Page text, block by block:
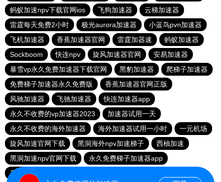
蚂蚁加速npv下载官网ios
飞狗加速器
云梯加速器
雷霆每天免费2小时
极光aurora加速器
小蓝鸟pvn加速器
飞机加速器
香蕉加速器官网 雷霆加器速
蚂蚁加速器
Sockboom
快连npv 旋风加速器官网
安易加速器
暴雪vp永久免费加速器下载官网
黑豹加速器
爬梯子加速器
免费梯子加速器永久免费版
香蕉加速器官网正版
风驰加速器
飞驰加速器
快连加速器app
永久不收费的vp加速器2023
加速器试用一天
永久不收费的海外加速器
海外加速器试用一小时
一元机场
旋风加速官网下载
黑洞海外npv加速梯子
西柚加速
黑洞加速npv官网下载
永久免费梯子加速器app
暴雪加速器